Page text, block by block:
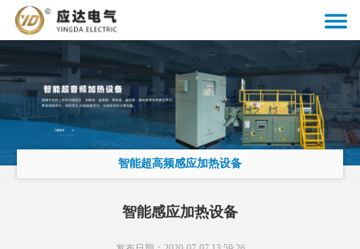
智能超高频感应加热设备
智能感应加热设备